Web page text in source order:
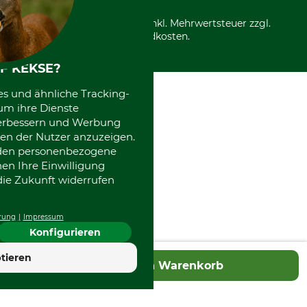
In den Warenkorb
Entsorgung und Umwelt
Datenschutz Print
Community
International
Kooperationen
Alle Preise in Euro und inkl. Mehrwertsteuer zzgl.
Versandkosten.
KEKSE?
und ähnliche Tracking-
ihre Dienste
und Werbung
der Nutzer anzuzeigen.
personenbezogene
Ihre Einwilligung
Zukunft widerrufen
Impressum
Konfigurieren